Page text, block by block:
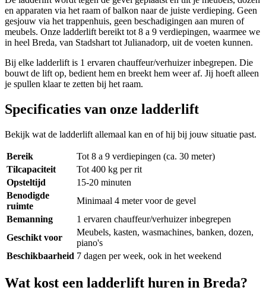
en apparaten via het raam of balkon naar de juiste verdieping. Geen
gesjouw via het trappenhuis, geen beschadigingen aan muren of
meubels. Onze ladderlift bereikt tot 8 a 9 verdiepingen, waarmee we
in heel Breda, van Stadshart tot Julianadorp, uit de voeten kunnen.
Bij elke ladderlift is 1 ervaren chauffeur/verhuizer inbegrepen. Die
bouwt de lift op, bedient hem en breekt hem weer af. Jij hoeft alleen
je spullen klaar te zetten bij het raam.
Specificaties van onze ladderlift
Bekijk wat de ladderlift allemaal kan en of hij bij jouw situatie past.
Bereik
Tot 8 a 9 verdiepingen (ca. 30 meter)
Tilcapaciteit
Tot 400 kg per rit
Opsteltijd
15-20 minuten
Benodigde
ruimte
Minimaal 4 meter voor de gevel
Bemanning
1 ervaren chauffeur/verhuizer inbegrepen
Geschikt voor
Meubels, kasten, wasmachines, banken, dozen,
piano's
Beschikbaarheid 7 dagen per week, ook in het weekend
Wat kost een ladderlift huren in Breda?